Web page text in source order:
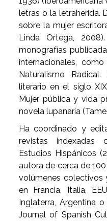
letras o la letraherida.
sobre la mujer
Linda Ortega,
monografías
internacionales,
Naturalismo
literario en el siglo
Mujer pública y vida
novela lupanaria
Ha coordinado y
revistas indexadas
Estudios Hispánicos
autora de cerca de
volúmenes colectivos
en Francia, Italia,
Inglaterra, Argentina
Journal of Spanish